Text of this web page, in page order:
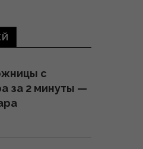
на
работать
2026
какая
с
за 2 минуты —